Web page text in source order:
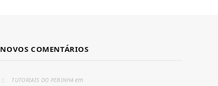
NOVOS COMENTÁRIOS
TUTORIAIS DO PEBINHAem